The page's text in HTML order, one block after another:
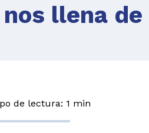
llena
de lectura: 1 min